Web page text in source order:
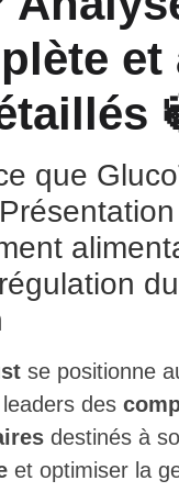
et
que
se positionne
des
destinés à
et optimiser la